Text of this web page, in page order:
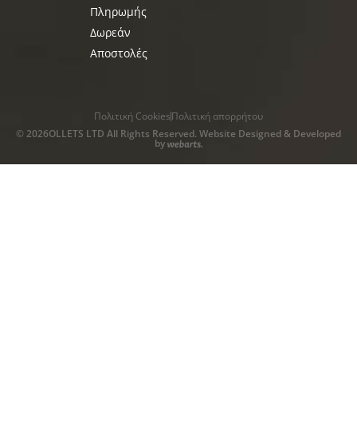
Πληρωμής
Δωρεάν
Αποστολές
© 2026OLLETS LTD All Rights Reserved. Website Designed & Developed
by
Πολιτική CookiesΠολιτική απορρήτου